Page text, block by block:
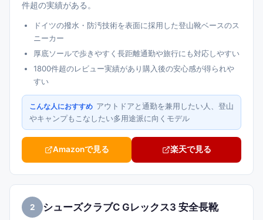
件超の実績がある。
ドイツの撥水・防汚技術を表面に採用した登山靴ベースのス
ニーカー
厚底ソールで歩きやすく長距離通勤や旅行にも対応しやすい
1800件超のレビュー実績があり購入後の安心感が得られや
すい
こんな人におすすめ アウトドアと通勤を兼用したい人、登山
やキャンプもこなしたい多用途派に向くモデル
Amazonで見る 楽天で見る
2 シューズクラブC Gレックス3 安全長靴